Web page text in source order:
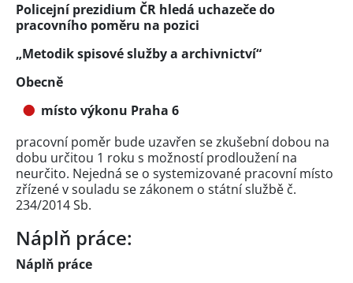
Policejní prezidium ČR hledá uchazeče do
pracovního poměru na pozici
„Metodik spisové služby a archivnictví“
Obecně
místo výkonu Praha 6
pracovní poměr bude uzavřen se zkušební dobou na
dobu určitou 1 roku s možností prodloužení na
neurčito. Nejedná se o systemizované pracovní místo
zřízené v souladu se zákonem o státní službě č.
234/2014 Sb.
Náplň práce:
Náplň práce